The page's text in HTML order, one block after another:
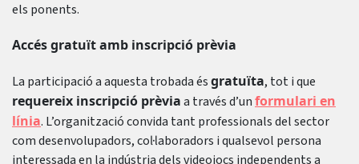
els ponents.
Accés gratuït amb inscripció prèvia
La participació a aquesta trobada ésgratuïta, tot i que
requereix inscripció prèviaa través d’unformulari en
línia. L’organització convida tant professionals del sector
com desenvolupadors, col·laboradors i qualsevol persona
interessada en la indústria dels videojocs independents a